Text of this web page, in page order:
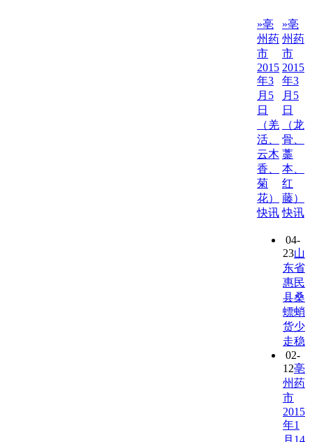
»亳
州药
市
2015
年3
月5
日
（羌
活、
云木
香、
菊
花）
快讯
»亳
州药
市
2015
年3
月5
日
（龙
骨、
藁
本、
红
藤）
快讯
04-
23山
东省
惠民
县桑
螵蛸
货少
走稳
02-
12亳
州药
市
2015
年1
月14